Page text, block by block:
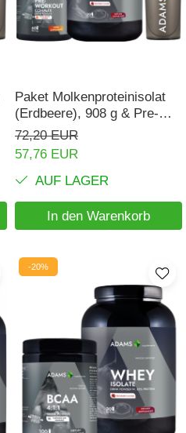
Paket Molkenproteinisolat
(Erdbeere), 908 g & Pre-
Workout-Komplex
72,20 EUR
57,76 EUR
AUF LAGER
In den Warenkorb
-20%